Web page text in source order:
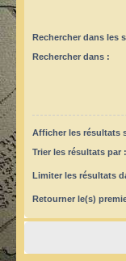
Rechercher dans les
Rechercher dans :
Afficher les résultats
Trier les résultats par :
Limiter les résultats
Retourner le(s)